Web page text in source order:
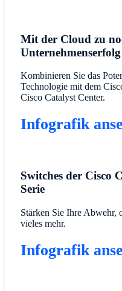
Mit der Cloud zu
Unternehmenserfolg
Kombinieren Sie das
Technologie mit dem
Cisco Catalyst Center.
Infografik
Switches der Cisco
Serie
Stärken Sie Ihre Abwehr,
vieles mehr.
Infografik